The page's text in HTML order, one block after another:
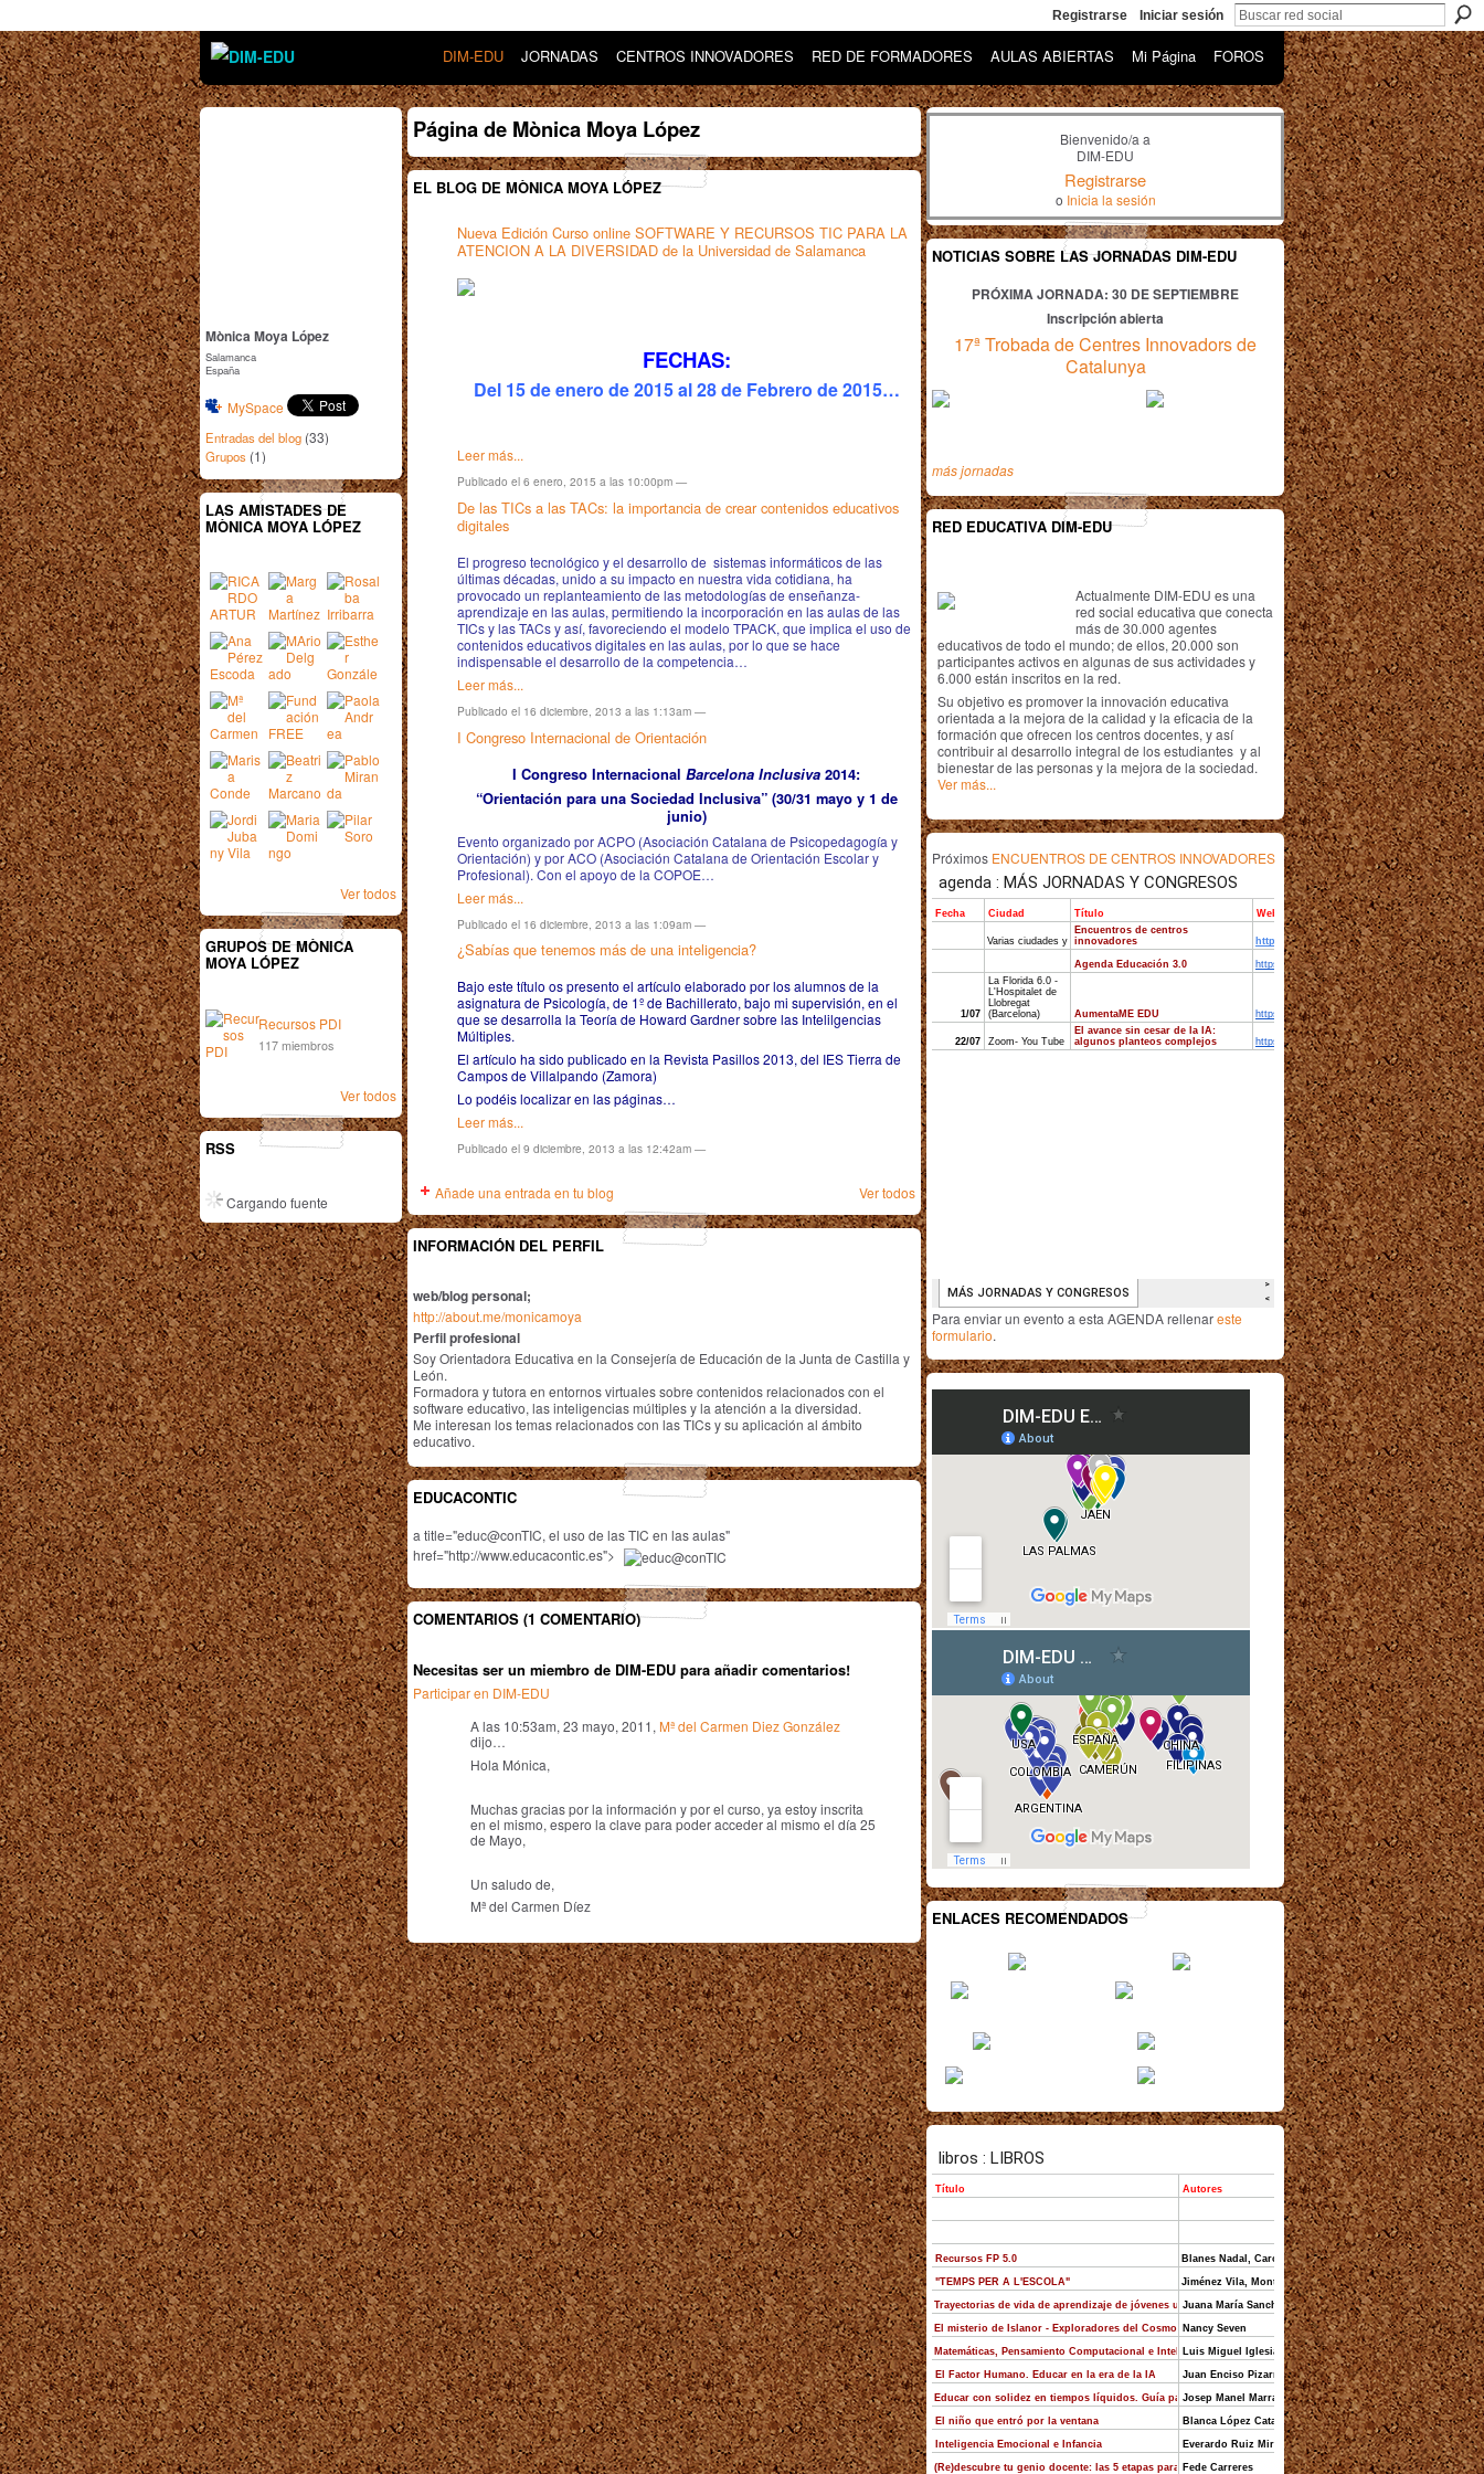
Registrarse Iniciar sesión
DIM-EDU JORNADAS CENTROS INNOVADORES RED DE FORMADORES AULAS ABIERTAS Mi Página FOROS
Mònica Moya López
Salamanca
España
MySpace
Entradas del blog (33)
Grupos (1)
LAS AMISTADES DE
MÒNICA MOYA LÓPEZ
Ver todos
GRUPOS DE MÒNICA
MOYA LÓPEZ
Recursos PDI
117 miembros
Ver todos
RSS
Cargando fuente
Página de Mònica Moya López
EL BLOG DE MÒNICA MOYA LÓPEZ
Nueva Edición Curso online SOFTWARE Y RECURSOS TIC PARA LA
ATENCION A LA DIVERSIDAD de la Universidad de Salamanca
FECHAS:
Del 15 de enero de 2015 al 28 de Febrero de 2015…
Leer más...
Publicado el 6 enero, 2015 a las 10:00pm —
De las TICs a las TACs: la importancia de crear contenidos educativos
digitales
El progreso tecnológico y el desarrollo de sistemas informáticos de las
últimas décadas, unido a su impacto en nuestra vida cotidiana, ha
provocado un replanteamiento de las metodologías de enseñanza-
aprendizaje en las aulas, permitiendo la incorporación en las aulas de las
TICs y las TACs y así, favoreciendo el modelo TPACK, que implica el uso de
contenidos educativos digitales en las aulas, por lo que se hace
indispensable el desarrollo de la competencia…
Leer más...
Publicado el 16 diciembre, 2013 a las 1:13am —
I Congreso Internacional de Orientación
I Congreso Internacional Barcelona Inclusiva 2014:
“Orientación para una Sociedad Inclusiva” (30/31 mayo y 1 de
junio)
Evento organizado por ACPO (Asociación Catalana de Psicopedagogía y
Orientación) y por ACO (Asociación Catalana de Orientación Escolar y
Profesional). Con el apoyo de la COPOE…
Leer más...
Publicado el 16 diciembre, 2013 a las 1:09am —
¿Sabías que tenemos más de una inteligencia?
Bajo este título os presento el artículo elaborado por los alumnos de la
asignatura de Psicología, de 1º de Bachillerato, bajo mi supervisión, en el
que se desarrolla la Teoría de Howard Gardner sobre las Intelilgencias
Múltiples.
El artículo ha sido publicado en la Revista Pasillos 2013, del IES Tierra de
Campos de Villalpando (Zamora)
Lo podéis localizar en las páginas…
Leer más...
Publicado el 9 diciembre, 2013 a las 12:42am —
Añade una entrada en tu blog Ver todos
INFORMACIÓN DEL PERFIL
web/blog personal;
http://about.me/monicamoya
Perfil profesional
Soy Orientadora Educativa en la Consejería de Educación de la Junta de Castilla y
León.
Formadora y tutora en entornos virtuales sobre contenidos relacionados con el
software educativo, las inteligencias múltiples y la atención a la diversidad.
Me interesan los temas relacionados con las TICs y su aplicación al ámbito
educativo.
EDUCACONTIC
a title="educ@conTIC, el uso de las TIC en las aulas"
href="http://www.educacontic.es">
COMENTARIOS (1 COMENTARIO)
Necesitas ser un miembro de DIM-EDU para añadir comentarios!
Participar en DIM-EDU
A las 10:53am, 23 mayo, 2011, Mª del Carmen Diez González
dijo…
Hola Mónica,
Muchas gracias por la información y por el curso, ya estoy inscrita
en el mismo, espero la clave para poder acceder al mismo el día 25
de Mayo,
Un saludo de,
Mª del Carmen Díez
Bienvenido/a a
DIM-EDU
Registrarse
o Inicia la sesión
NOTICIAS SOBRE LAS JORNADAS DIM-EDU
PRÓXIMA JORNADA: 30 DE SEPTIEMBRE
Inscripción abierta
17ª Trobada de Centres Innovadors de
Catalunya
más jornadas
RED EDUCATIVA DIM-EDU
Actualmente DIM-EDU es una
red social educativa que conecta
más de 30.000 agentes
educativos de todo el mundo; de ellos, 20.000 son
participantes activos en algunas de sus actividades y
6.000 están inscritos en la red.
Su objetivo es promover la innovación educativa
orientada a la mejora de la calidad y la eficacia de la
formación que ofrecen los centros docentes, y así
contribuir al desarrollo integral de los estudiantes y al
bienestar de las personas y la mejora de la sociedad.
Ver más...
Próximos ENCUENTROS DE CENTROS INNOVADORES
Para enviar un evento a esta AGENDA rellenareste
formulario.
ENLACES RECOMENDADOS